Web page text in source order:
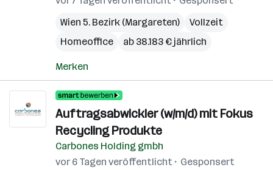
Wien 5. Bezirk (Margareten)
Vollzeit
Homeoffice
ab 38.183 € jährlich
Merken
Auftragsabwickler (w/m/d) mit Fokus
Recycling Produkte
Carbones Holding gmbh
vor 6 Tagen veröffentlicht
Gesponsert